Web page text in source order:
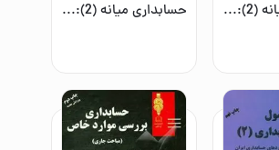
حسابداری میانه (2): مطابق با استاندارد حسابداری ایران حسابداری میانه (2): مطابق با استاندارد حسابداری ایران